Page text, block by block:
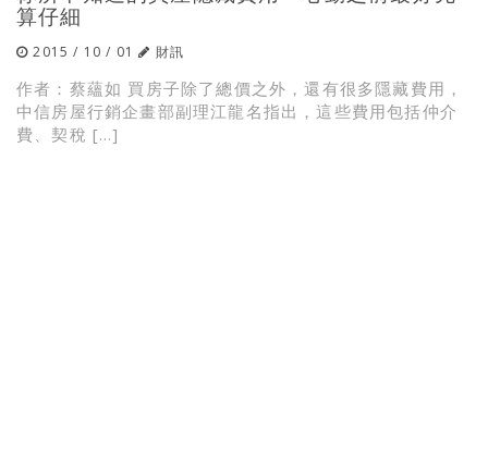
算仔細
2015 / 10 / 01 財訊
作者：蔡蘊如 買房子除了總價之外，還有很多隱藏費用，
中信房屋行銷企畫部副理江龍名指出，這些費用包括仲介
費、契稅 […]